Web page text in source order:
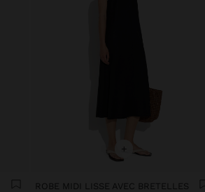
+
ROBE MIDI LISSE AVEC BRETELLES